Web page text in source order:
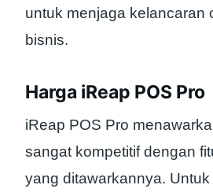
untuk menjaga kelancaran
bisnis.
Harga iReap POS Pro
iReap POS Pro
sangat kompetitif dengan
yang ditawarkannya.